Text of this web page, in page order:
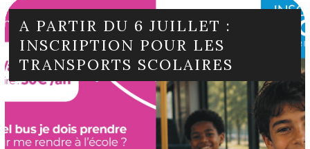
A PARTIR DU 6 JUILLET :
INSCRIPTION POUR LES
TRANSPORTS SCOLAIRES